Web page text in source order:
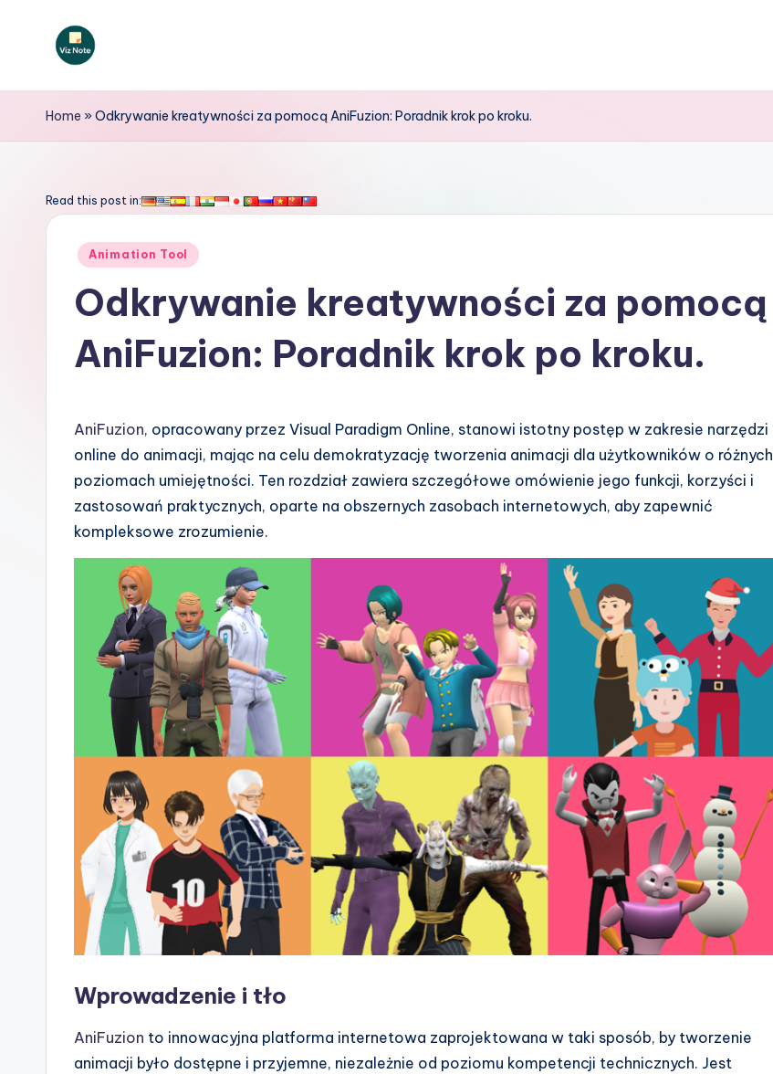
V
iz
o
A
ft
w
Home »Odkrywanie kreatywności za pomocą AniFuzion: Poradnik krok po kroku.
Read this post in:
Posted
Animation Tool
Odkrywanie kreatywności za pomocą
AniFuzion: Poradnik krok po kroku.
AniFuzion, opracowany przez Visual Paradigm Online, stanowi istotny postęp w zakresie narzędzi
online do animacji, mając na celu demokratyzację tworzenia animacji dla użytkowników o różnych
poziomach umiejętności. Ten rozdział zawiera szczegółowe omówienie jego funkcji, korzyści i
zastosowań praktycznych, oparte na obszernych zasobach internetowych, aby zapewnić
kompleksowe zrozumienie.
Wprowadzenie i tło
AniFuzion to innowacyjna platforma internetowa zaprojektowana w taki sposób, by tworzenie
animacji było dostępne i przyjemne, niezależnie od poziomu kompetencji technicznych. Jest